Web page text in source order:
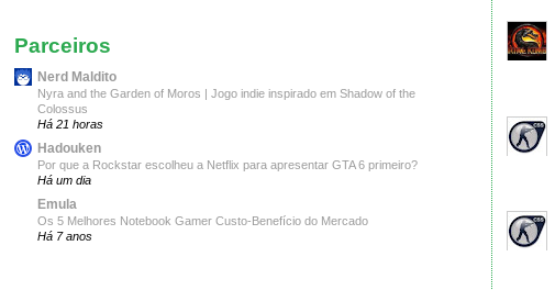
Parceiros
Nerd Maldito
Nyra and the Garden of Moros | Jogo indie inspirado em Shadow of the
Colossus
Há 21 horas
Hadouken
Por que a Rockstar escolheu a Netflix para apresentar GTA 6 primeiro?
Há um dia
Emula
Os 5 Melhores Notebook Gamer Custo-Benefício do Mercado
Há 7 anos